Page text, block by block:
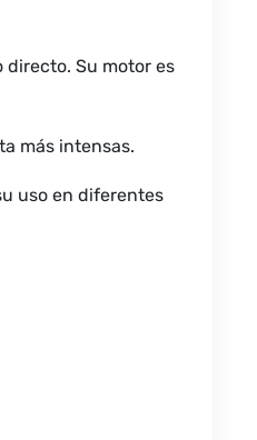
Su motor es
más intensas.
uso en diferentes